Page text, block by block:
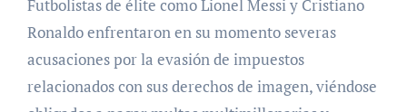
Futbolistas de élite como Lionel Messi y Cristiano
Ronaldo enfrentaron en su momento severas
acusaciones por la evasión de impuestos
relacionados con sus derechos de imagen, viéndose